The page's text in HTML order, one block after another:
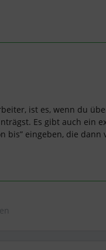
ist es, wenn du
Es gibt auch ein
bis” eingeben, die dann